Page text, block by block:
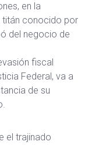
en la
titán conocido por
del negocio de
fiscal
Federal, va a
de su
el trajinado